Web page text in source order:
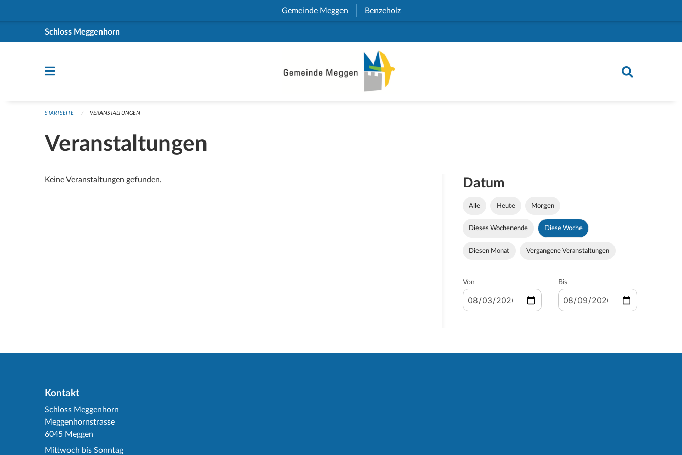
Gemeinde Meggen (External Link)
Benzeholz(External Link)
Schloss Meggenhorn
STARTSEITE VERANSTALTUNGEN
Veranstaltungen
Keine Veranstaltungen gefunden. Datum
Alle Heute Morgen
Dieses Wochenende Diese Woche
Diesen Monat Vergangene Veranstaltungen
Von Bis
Kontakt
Schloss Meggenhorn
Meggenhornstrasse
6045 Meggen
Mittwoch bis Sonntag